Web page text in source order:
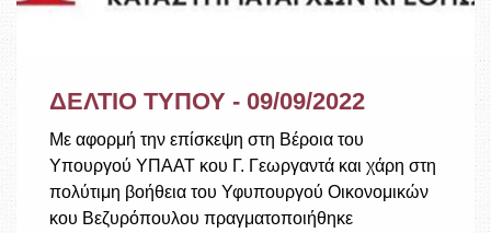
ΔΕΛΤΙΟ ΤΥΠΟΥ - 09/09/2022
Με αφορμή την επίσκεψη στη Βέροια του
Υπουργού ΥΠΑΑΤ κου Γ. Γεωργαντά και χάρη στη
πολύτιμη βοήθεια του Υφυπουργού Οικονομικών
κου Βεζυρόπουλου πραγματοποιήθηκε